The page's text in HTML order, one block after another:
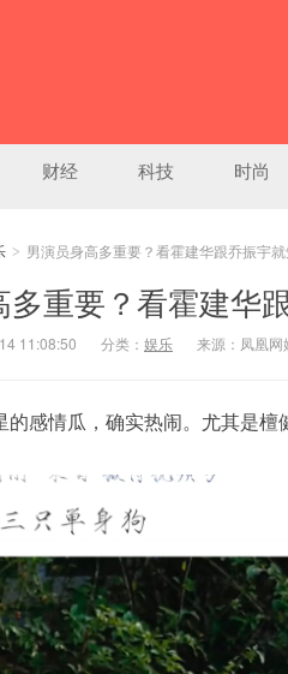
财经 科技 时尚
> 男演员身高多重要？看霍建华跟乔振宇
多重要？看霍建华
11:08:50 分类： 娱乐 来源：凤凰网
的感情瓜，确实热闹。尤其是